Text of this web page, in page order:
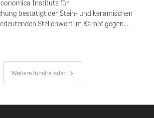
Instituts für
bestätigt der Stein- und keramischen
Stellenwert im Kampf gegen...
Weitere Inhalte laden